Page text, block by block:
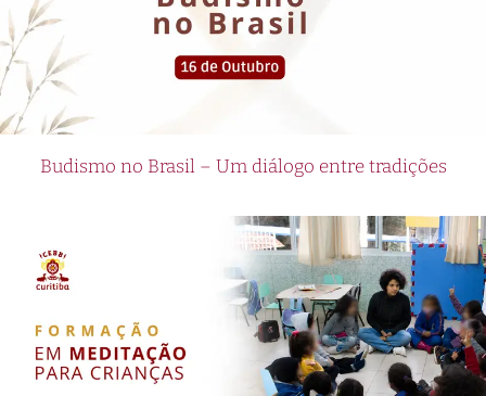
Budismo no Brasil – Um diálogo entre tradições